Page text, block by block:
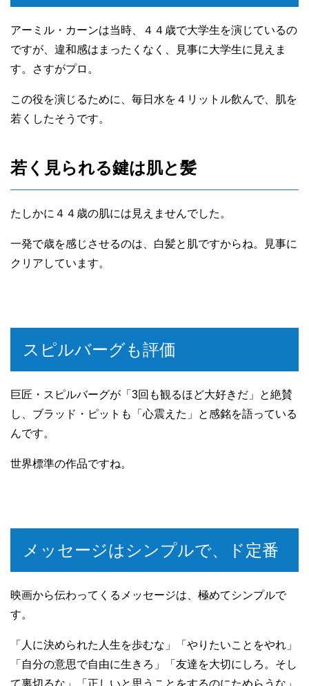
アーミル・カーンは当時、４４歳で大学生を演じているの
ですが、違和感はまったくなく、見事に大学生に見えま
す。さすがプロ。
この役を演じるために、毎日水を４リットル飲んで、肌を
若くしたそうです。
若く見られる鍵は肌と髪
たしかに４４歳の肌には見えませんでした。
一発で歳を感じさせるのは、白髪と肌ですからね。見事に
クリアしています。
スピルバーグも評価
巨匠・スピルバーグが「3回も観るほど大好きだ」と絶賛
し、ブラッド・ピットも「心震えた」と感銘を語っている
んです。
世界標準の作品ですね。
メッセージはシンプルで、ド定番
映画から伝わってくるメッセージは、極めてシンプルで
す。
「人に決められた人生を歩むな」「やりたいことをやれ」
「自分の意思で自由に生きろ」「友達を大切にしろ。そし